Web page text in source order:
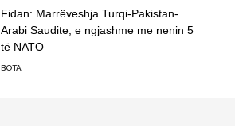
Fidan: Marrëveshja Turqi-Pakistan-
Arabi Saudite, e ngjashme me nenin 5
të NATO
BOTA